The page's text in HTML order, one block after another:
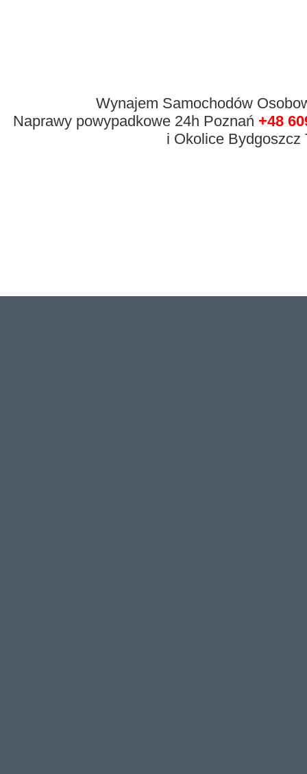
Wynajem Samochodów
Naprawy powypadkowe 24h Poznań +48
i Okolice Bydgoszcz